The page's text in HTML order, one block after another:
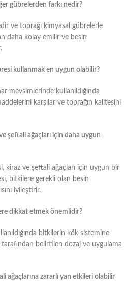
gübrelerden farkı nedir?
ve toprağı kimyasal gübrelerle
daha kolay emilir ve besin
kullanmak en uygun olabilir?
mevsimlerinde kullanıldığında
karşılar ve toprağın kalitesini
şeftali ağaçları için daha uygun
kiraz ve şeftali ağaçları için uygun bir
bitkilere gerekli olan besin
iyileştirir.
dikkat etmek önemlidir?
bitkilerin kök sistemine
belirtilen dozaj ve uygulama
ağaçlarına zararlı yan etkileri olabilir